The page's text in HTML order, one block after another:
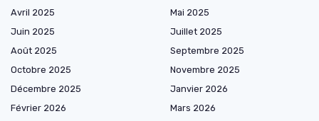
Avril 2025
Mai 2025
Juin 2025
Juillet 2025
Août 2025
Septembre 2025
Octobre 2025
Novembre 2025
Décembre 2025
Janvier 2026
Février 2026
Mars 2026